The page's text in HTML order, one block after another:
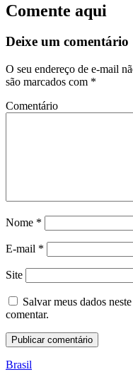
Comente aqui
Deixe um comentário
O seu endereço de e-mail
são marcados com *
Comentário
Nome *
E-mail *
Site
Salvar meus dados
comentar.
Brasil